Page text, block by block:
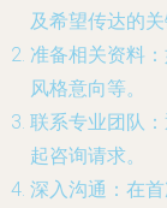
及希望传达的关
准备相关资料
风格意向等。
联系专业团队
起咨询请求。
深入沟通 ：在